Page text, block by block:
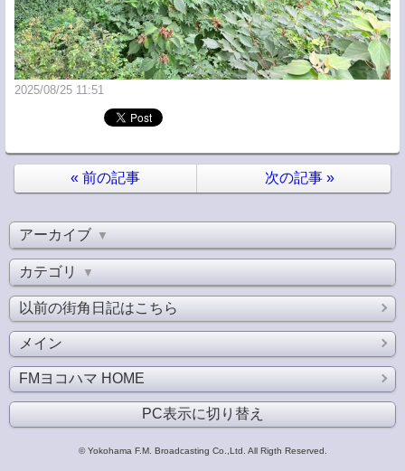
2025/08/25 11:51
« 前の記事 次の記事 »
アーカイブ ▼
カテゴリ ▼
以前の街角日記はこちら
メイン
FMヨコハマ HOME
PC表示に切り替え
© Yokohama F.M. Broadcasting Co.,Ltd. All Rigth Reserved.